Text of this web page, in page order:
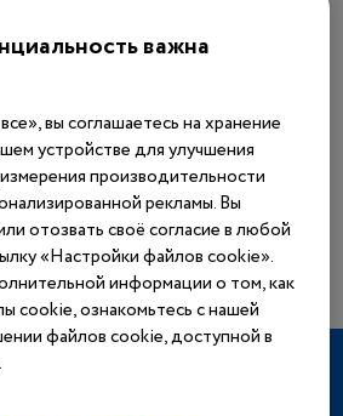
сайта
нет аккаунта?
НАПРАВЛЕНИЯ
важна
вы соглашаетесь на хранение
устройстве для улучшения
производительности
рекламы. Вы
отозвать своё согласие в любой
«Настройки файлов cookie».
информации о том, как
cookie, ознакомьтесь с нашей
файлов cookie, доступной в